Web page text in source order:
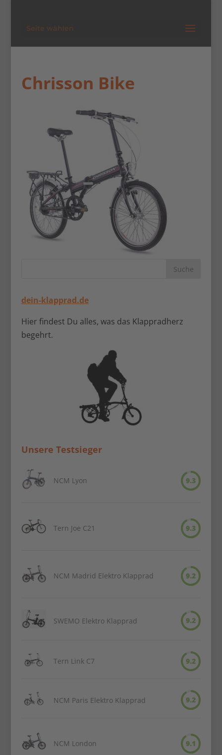
Seite wählen
Chrisson Bike
dein-klapprad.de
Hier findest Du alles, was das Klappradherz
begehrt.
Unsere Testsieger
NCM Lyon 9.3
Tern Joe C21 9.3
NCM Madrid Elektro Klapprad 9.2
SWEMO Elektro Klapprad 9.2
Tern Link C7 9.2
NCM Paris Elektro Klapprad 9.2
NCM London 9.1